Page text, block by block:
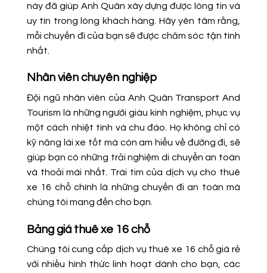
này đã giúp Anh Quân xây dựng được lòng tin và
uy tín trong lòng khách hàng. Hãy yên tâm rằng,
mỗi chuyến đi của bạn sẽ được chăm sóc tận tình
nhất.
Nhân viên chuyên nghiệp
Đội ngũ nhân viên của Anh Quân Transport And
Tourism là những người giàu kinh nghiệm, phục vụ
một cách nhiệt tình và chu đáo. Họ không chỉ có
kỹ năng lái xe tốt mà còn am hiểu về đường đi, sẽ
giúp bạn có những trải nghiệm di chuyển an toàn
và thoải mái nhất. Trái tim của dịch vụ cho thuê
xe 16 chỗ chính là những chuyến đi an toàn mà
chúng tôi mang đến cho bạn.
Bảng giá thuê xe 16 chỗ
Chúng tôi cung cấp dịch vụ thuê xe 16 chỗ giá rẻ
với nhiều hình thức linh hoạt dành cho bạn, các